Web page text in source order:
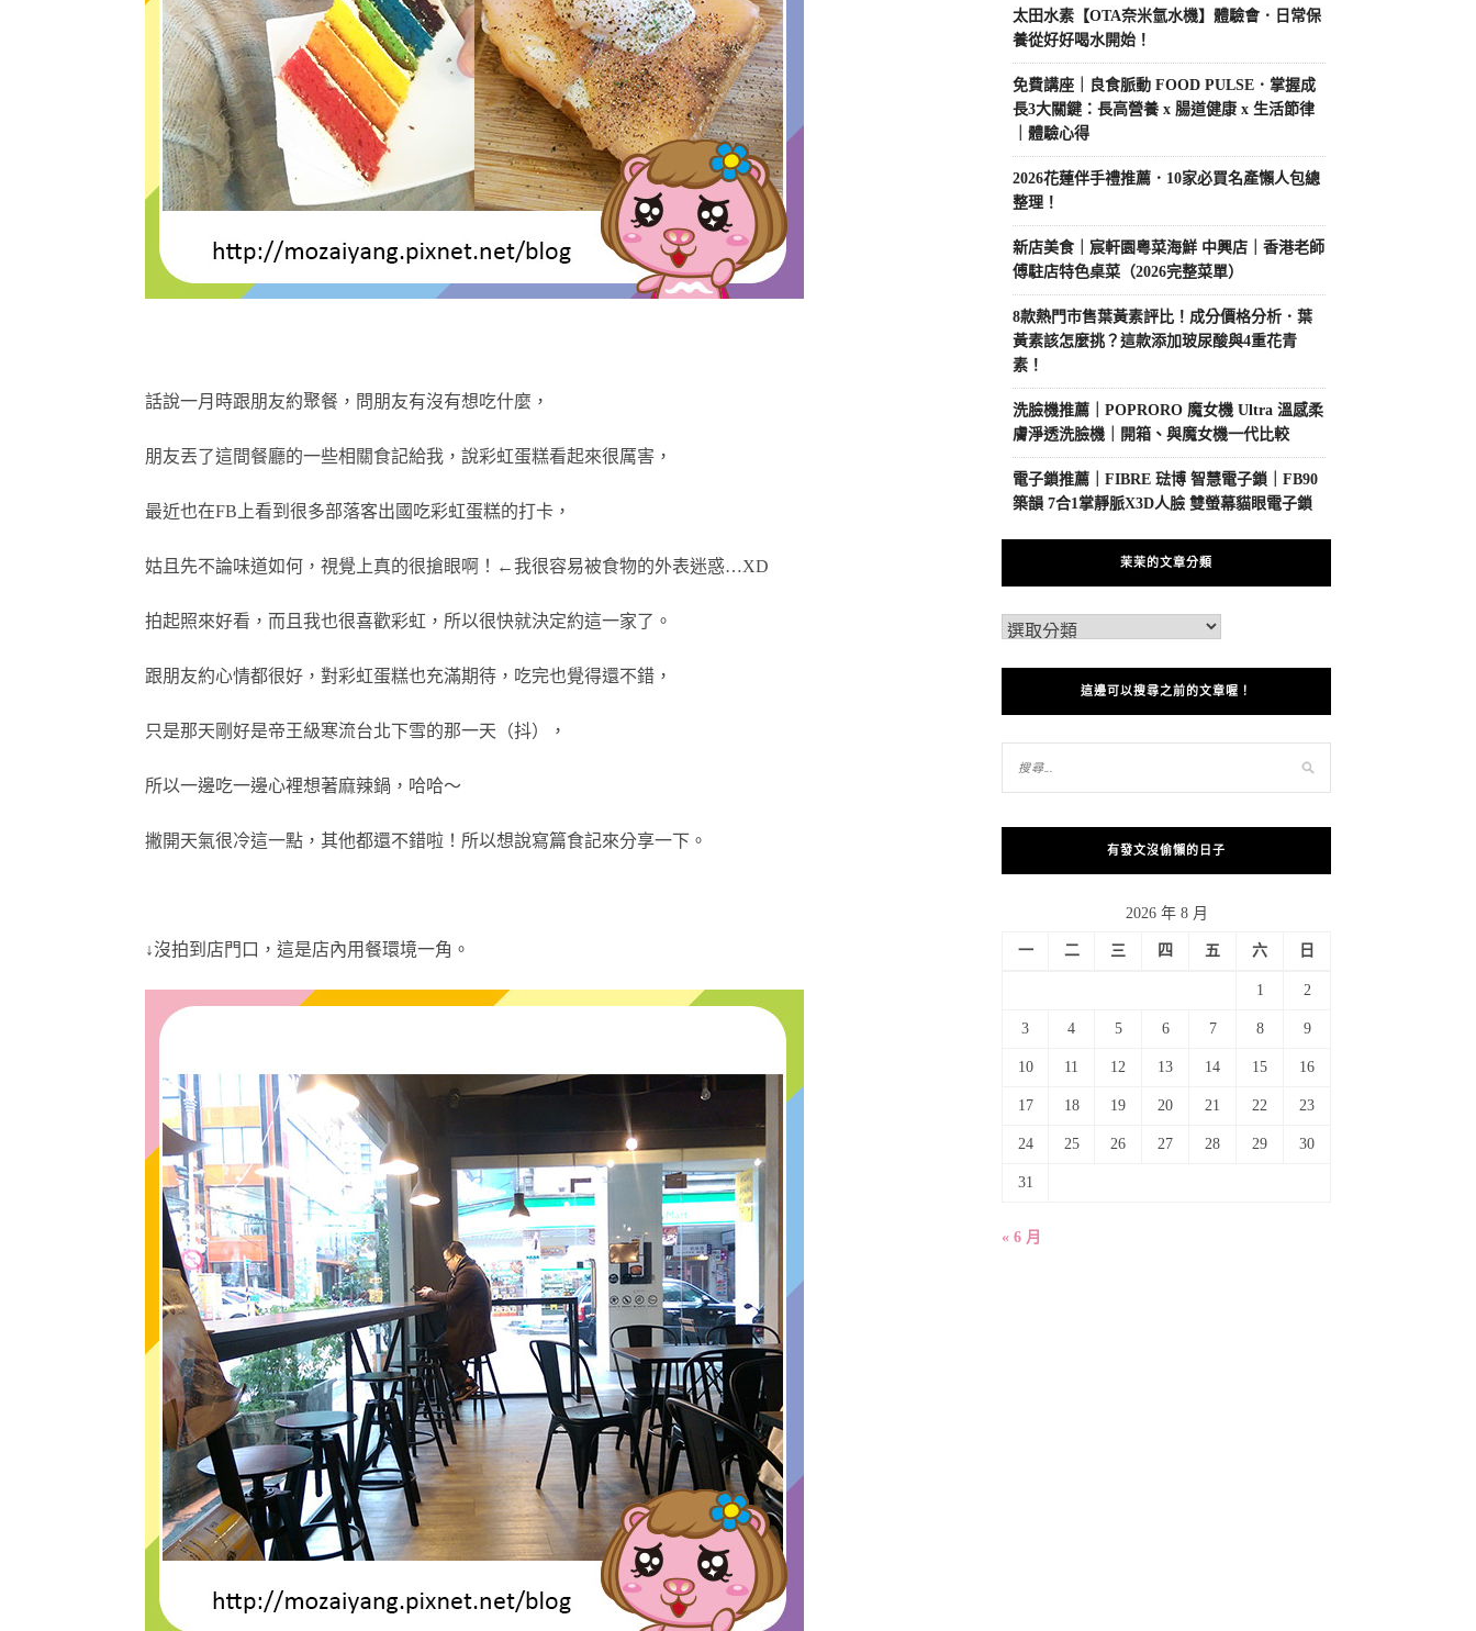
話說一月時跟朋友約聚餐，問朋友有沒有想吃什麼，
朋友丟了這間餐廳的一些相關食記給我，說彩虹蛋糕看起來很厲害，
最近也在FB上看到很多部落客出國吃彩虹蛋糕的打卡，
姑且先不論味道如何，視覺上真的很搶眼啊！←我很容易被食物的外表迷惑…XD
拍起照來好看，而且我也很喜歡彩虹，所以很快就決定約這一家了。
跟朋友約心情都很好，對彩虹蛋糕也充滿期待， 吃完也覺得還不錯，
只是那天剛好是帝王級寒流台北下雪的那一天（抖），
所以一邊吃一邊心裡想著麻辣鍋，哈哈～
撇開天氣很冷這一點，其他都還不錯啦！所以想說寫篇食記來分享一下。
↓沒拍到店門口，這是店內用餐環境一角。
太田水素【OTA奈米氫水機】體驗會．日常保
養從好好喝水開始！
免費講座｜良食脈動 FOOD PULSE．掌握成
長3大關鍵：長高營養 x 腸道健康 x 生活節律
｜體驗心得
2026花蓮伴手禮推薦．10家必買名產懶人包總
整理！
新店美食｜宸軒園粵菜海鮮 中興店｜香港老師
傅駐店特色桌菜（2026完整菜單）
8款熱門市售葉黃素評比！成分價格分析．葉
黃素該怎麼挑？這款添加玻尿酸與4重花青
素！
洗臉機推薦｜POPRORO 魔女機 Ultra 溫感柔
膚淨透洗臉機｜開箱、與魔女機一代比較
電子鎖推薦｜FIBRE 琺博 智慧電子鎖｜FB90
築韻 7合1掌靜脈X3D人臉 雙螢幕貓眼電子鎖
茉茉的文章分類
這邊可以搜尋之前的文章喔！
有發文沒偷懶的日子
2026 年 8 月
一 二 三 四 五 六 日
1 2
3 4 5 6 7 8 9
10 11 12 13 14 15 16
17 18 19 20 21 22 23
24 25 26 27 28 29 30
31
« 6 月